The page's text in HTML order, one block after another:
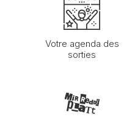
Votre agenda des
sorties